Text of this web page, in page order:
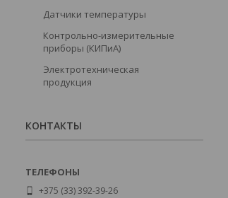
Датчики температуры
Контрольно-измерительные
приборы (КИПиА)
Электротехническая
продукция
КОНТАКТЫ
+375 (33) 392-39-26